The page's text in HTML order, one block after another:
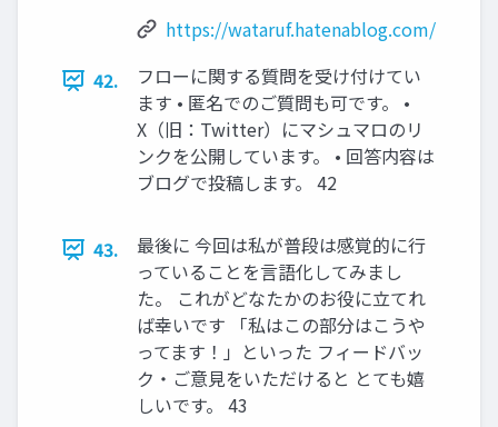
https://wataruf.hatenablog.com/
42.
フローに関する質問を受け付けてい
ます • 匿名でのご質問も可です。 •
X（旧：Twitter）にマシュマロのリ
ンクを公開しています。 • 回答内容は
ブログで投稿します。 42
43.
最後に 今回は私が普段は感覚的に行
っていることを言語化してみまし
た。 これがどなたかのお役に立てれ
ば幸いです 「私はこの部分はこうや
ってます！」といった フィードバッ
ク・ご意見をいただけると とても嬉
しいです。 43